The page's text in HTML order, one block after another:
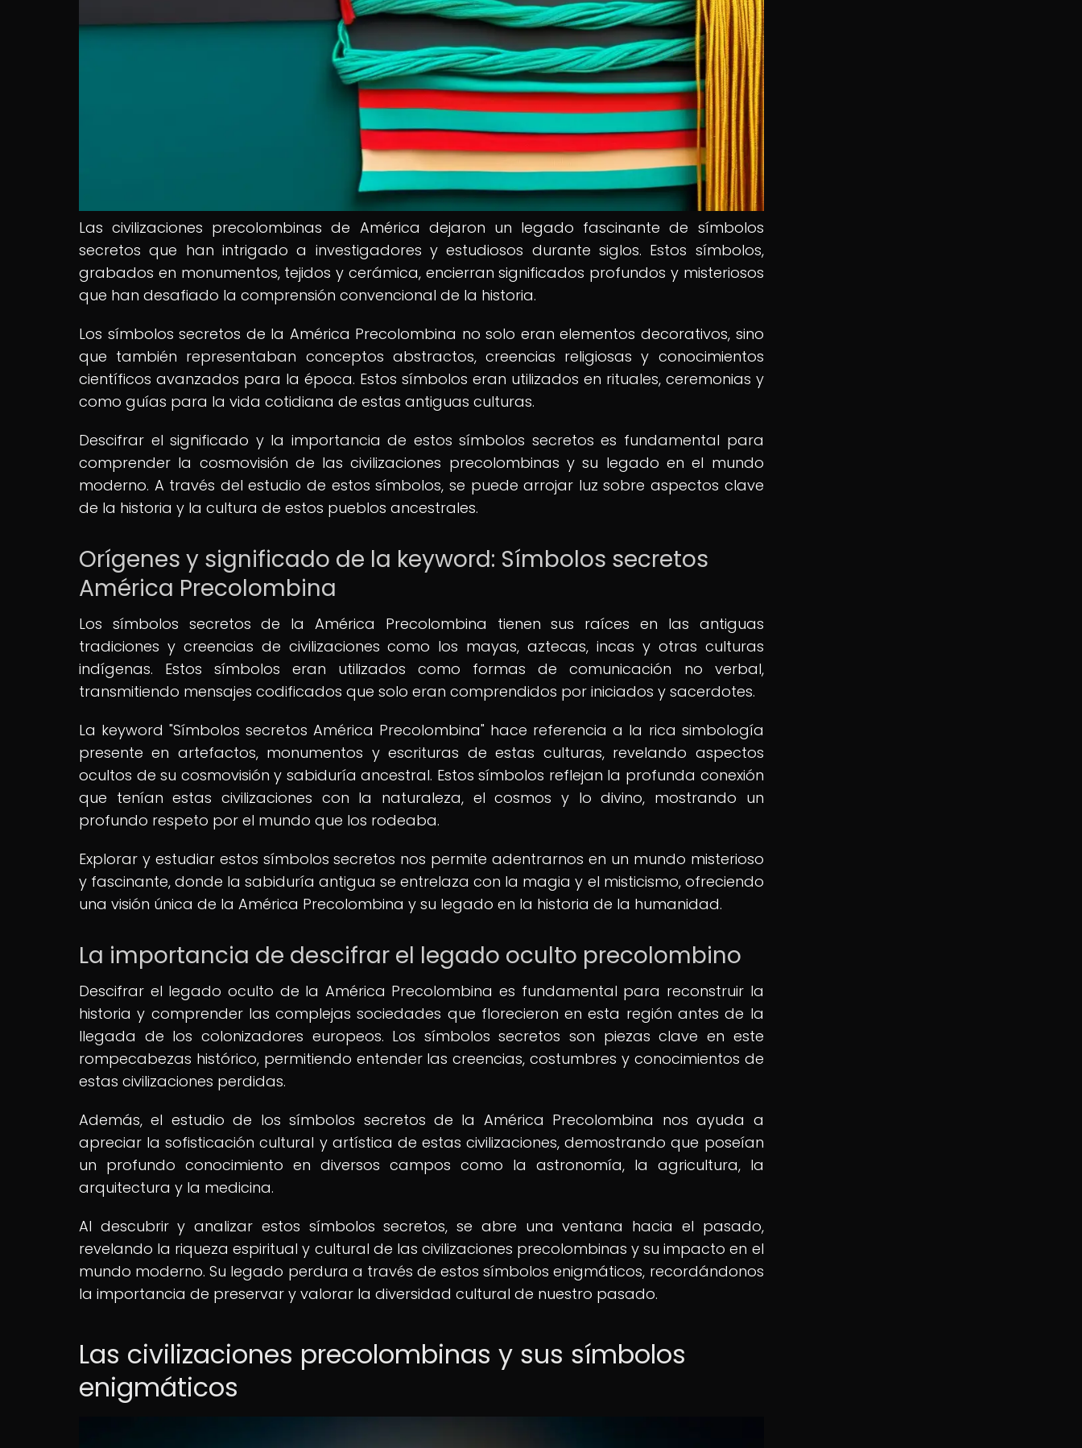
Las civilizaciones precolombinas de América dejaron un legado fascinante de símbolos
secretos que han intrigado a investigadores y estudiosos durante siglos. Estos símbolos,
grabados en monumentos, tejidos y cerámica, encierran significados profundos y misteriosos
que han desafiado la comprensión convencional de la historia.
Los símbolos secretos de la América Precolombina no solo eran elementos decorativos, sino
que también representaban conceptos abstractos, creencias religiosas y conocimientos
científicos avanzados para la época. Estos símbolos eran utilizados en rituales, ceremonias y
como guías para la vida cotidiana de estas antiguas culturas.
Descifrar el significado y la importancia de estos símbolos secretos es fundamental para
comprender la cosmovisión de las civilizaciones precolombinas y su legado en el mundo
moderno. A través del estudio de estos símbolos, se puede arrojar luz sobre aspectos clave
de la historia y la cultura de estos pueblos ancestrales.
Orígenes y significado de la keyword: Símbolos secretos
América Precolombina
Los símbolos secretos de la América Precolombina tienen sus raíces en las antiguas
tradiciones y creencias de civilizaciones como los mayas, aztecas, incas y otras culturas
indígenas. Estos símbolos eran utilizados como formas de comunicación no verbal,
transmitiendo mensajes codificados que solo eran comprendidos por iniciados y sacerdotes.
La keyword "Símbolos secretos América Precolombina" hace referencia a la rica simbología
presente en artefactos, monumentos y escrituras de estas culturas, revelando aspectos
ocultos de su cosmovisión y sabiduría ancestral. Estos símbolos reflejan la profunda conexión
que tenían estas civilizaciones con la naturaleza, el cosmos y lo divino, mostrando un
profundo respeto por el mundo que los rodeaba.
Explorar y estudiar estos símbolos secretos nos permite adentrarnos en un mundo misterioso
y fascinante, donde la sabiduría antigua se entrelaza con la magia y el misticismo, ofreciendo
una visión única de la América Precolombina y su legado en la historia de la humanidad.
La importancia de descifrar el legado oculto precolombino
Descifrar el legado oculto de la América Precolombina es fundamental para reconstruir la
historia y comprender las complejas sociedades que florecieron en esta región antes de la
llegada de los colonizadores europeos. Los símbolos secretos son piezas clave en este
rompecabezas histórico, permitiendo entender las creencias, costumbres y conocimientos de
estas civilizaciones perdidas.
Además, el estudio de los símbolos secretos de la América Precolombina nos ayuda a
apreciar la sofisticación cultural y artística de estas civilizaciones, demostrando que poseían
un profundo conocimiento en diversos campos como la astronomía, la agricultura, la
arquitectura y la medicina.
Al descubrir y analizar estos símbolos secretos, se abre una ventana hacia el pasado,
revelando la riqueza espiritual y cultural de las civilizaciones precolombinas y su impacto en el
mundo moderno. Su legado perdura a través de estos símbolos enigmáticos, recordándonos
la importancia de preservar y valorar la diversidad cultural de nuestro pasado.
Las civilizaciones precolombinas y sus símbolos
enigmáticos